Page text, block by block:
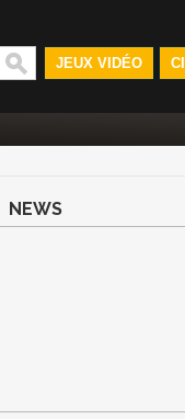
JEUX VIDÉO
NEWS